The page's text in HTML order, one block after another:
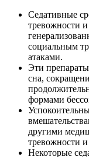
Седативные
тревожности
социальным
атаками.
Эти
сна,
формами
другими
тревожности
Некоторые